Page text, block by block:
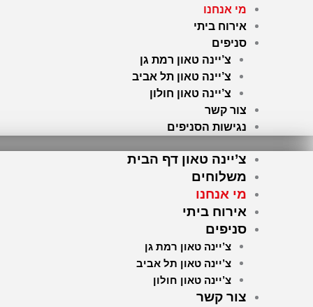
מי אנחנו
אירוח ביתי
סניפים
צ’יינה טאון רמת גן
צ’יינה טאון תל אביב
צ’יינה טאון חולון
צור קשר
נגישות הסניפים
צ’יינה טאון דף הבית
משלוחים
מי אנחנו
אירוח ביתי
סניפים
צ’יינה טאון רמת גן
צ’יינה טאון תל אביב
צ’יינה טאון חולון
צור קשר